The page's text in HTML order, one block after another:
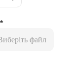
*
файл